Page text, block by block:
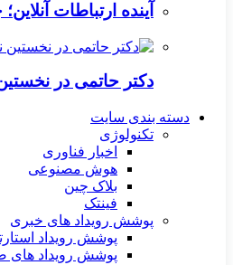
آینده ارتباطات
دکتر حاتمی در
دسته بندی سایت
تکنولوژی
اخبار فناوری
هوش مصنوعی
بلاک چین
فینتک
پوشش رویداد های خبری
پوشش رویداد
پوشش رویداد های